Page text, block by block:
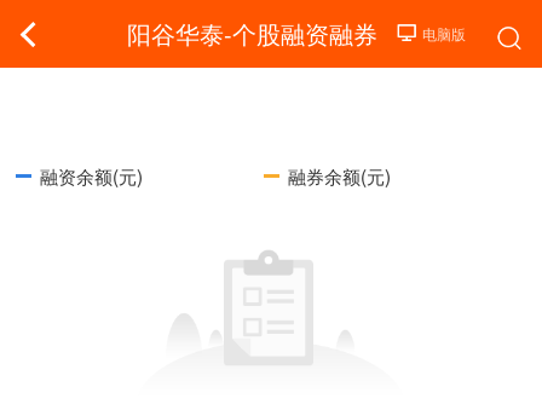
阳谷华泰-个股融资融券
融资余额(元) 融券余额(元)